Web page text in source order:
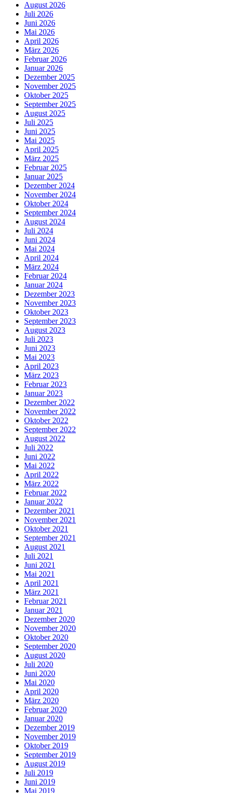
August 2026
Juli 2026
Juni 2026
Mai 2026
April 2026
März 2026
Februar 2026
Januar 2026
Dezember 2025
November 2025
Oktober 2025
September 2025
August 2025
Juli 2025
Juni 2025
Mai 2025
April 2025
März 2025
Februar 2025
Januar 2025
Dezember 2024
November 2024
Oktober 2024
September 2024
August 2024
Juli 2024
Juni 2024
Mai 2024
April 2024
März 2024
Februar 2024
Januar 2024
Dezember 2023
November 2023
Oktober 2023
September 2023
August 2023
Juli 2023
Juni 2023
Mai 2023
April 2023
März 2023
Februar 2023
Januar 2023
Dezember 2022
November 2022
Oktober 2022
September 2022
August 2022
Juli 2022
Juni 2022
Mai 2022
April 2022
März 2022
Februar 2022
Januar 2022
Dezember 2021
November 2021
Oktober 2021
September 2021
August 2021
Juli 2021
Juni 2021
Mai 2021
April 2021
März 2021
Februar 2021
Januar 2021
Dezember 2020
November 2020
Oktober 2020
September 2020
August 2020
Juli 2020
Juni 2020
Mai 2020
April 2020
März 2020
Februar 2020
Januar 2020
Dezember 2019
November 2019
Oktober 2019
September 2019
August 2019
Juli 2019
Juni 2019
Mai 2019